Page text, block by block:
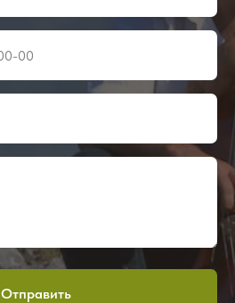
Отправить